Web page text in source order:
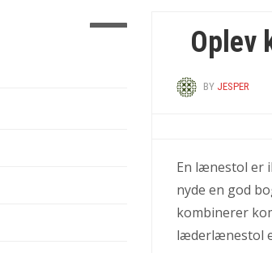
Oplev
BY JESPER
En lænestol er
nyde en god
kombinerer
læderlænestol